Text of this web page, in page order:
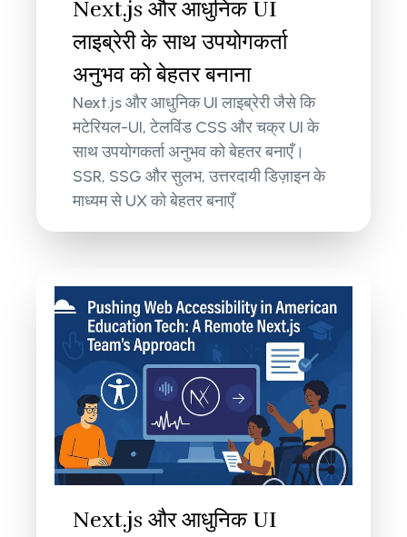
Next.js और आधुनिक UI
लाइब्रेरी के साथ उपयोगकर्ता
अनुभव को बेहतर बनाना
Next.js और आधुनिक UI लाइब्रेरी जैसे कि
मटेरियल-UI, टेलविंड CSS और चक्र UI के
साथ उपयोगकर्ता अनुभव को बेहतर बनाएँ।
SSR, SSG और सुलभ, उत्तरदायी डिज़ाइन के
माध्यम से UX को बेहतर बनाएँ
Next.js और आधुनिक UI